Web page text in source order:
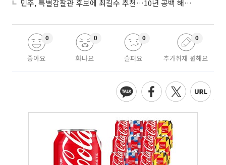
민주, 특별감찰관 후보에 최길수 추천…10년 공백 해소 속도
좋아요
0
화나요
0
슬퍼요
0
추가취재 원해요
0